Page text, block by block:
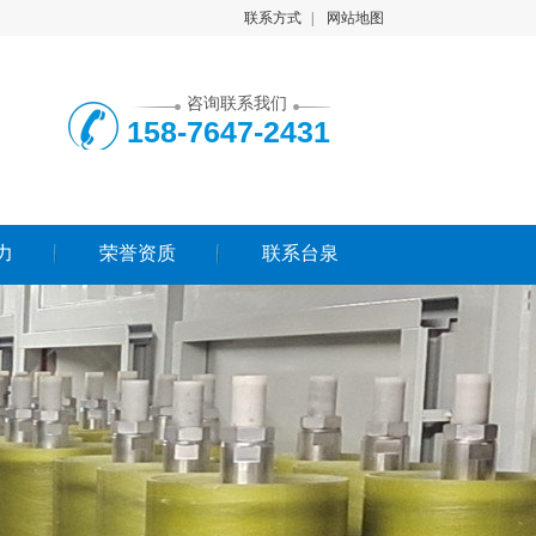
联系方式 网站地图
咨询联系我们
158-7647-2431
荣誉资质 联系台泉